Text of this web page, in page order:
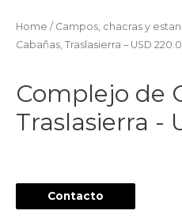
Home / Campos, chacras y
Cabañas, Traslasierra – USD
Complejo de
Traslasierra -
Contacto